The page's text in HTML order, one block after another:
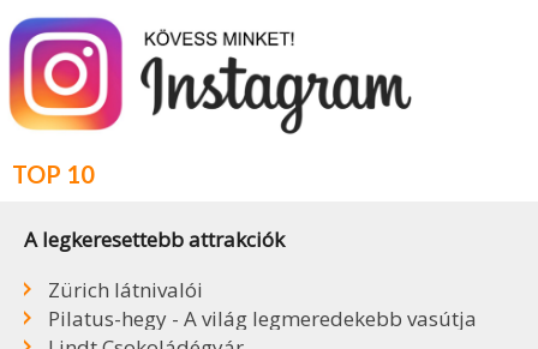
TOP 10
A legkeresettebb attrakciók
Zürich látnivalói
Pilatus-hegy - A világ legmeredekebb vasútja